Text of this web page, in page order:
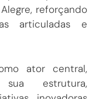
reforçando
articuladas e
ator central,
estrutura,